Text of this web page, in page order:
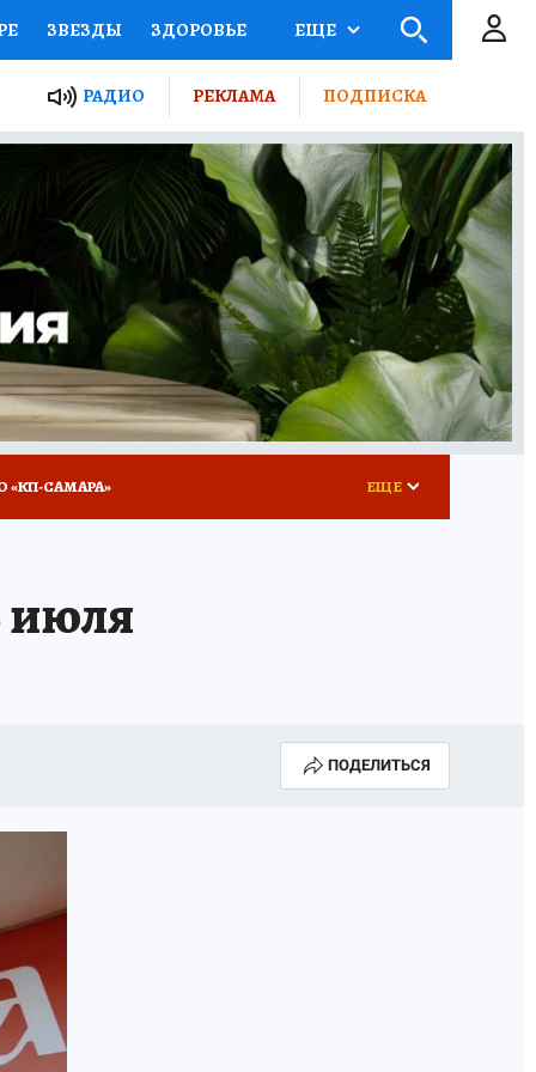
ЗВЕЗДЫ ЗДОРОВЬЕ
ПРОЕКТЫ РОССИИ
ПУТЕВОДИТЕЛЬ
ТУРИЗМ
ВСЕ О КП РАДИО КП
ЕЩЕ
РАДИО РЕКЛАМА ПОДПИСКА
«КП-САМАРА»
ДЕНЬ ПОБЕДЫ В САМАРЕ 2025
ЕЩЕ
июля
ПОДЕЛИТЬСЯ